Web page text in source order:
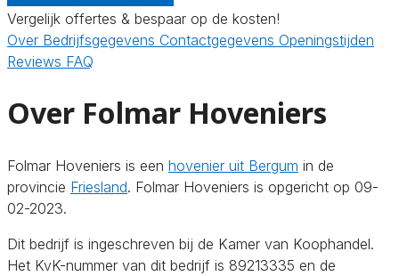
Vergelijk offertes & bespaar op de kosten!
Over Bedrijfsgegevens Contactgegevens Openingstijden
Reviews FAQ
Over Folmar Hoveniers
Folmar Hoveniers is een hovenier uit Bergum in de
provincie Friesland. Folmar Hoveniers is opgericht op 09-
02-2023.
Dit bedrijf is ingeschreven bij de Kamer van Koophandel.
Het KvK-nummer van dit bedrijf is 89213335 en de